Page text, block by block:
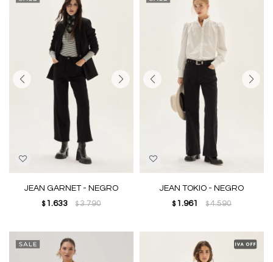
JEAN GARNET - NEGRO
$ 1.633 $3.790
JEAN TOKIO - NEGRO
$ 1.961 $4.590